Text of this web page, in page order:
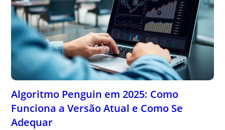
Algoritmo Penguin em 2025: Como
Funciona a Versão Atual e Como Se
Adequar